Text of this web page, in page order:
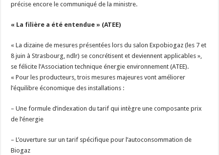
précise encore le communiqué de la ministre.
« La filière a été entendue » (ATEE)
« La dizaine de mesures présentées lors du salon Expobiogaz (les 7 et
8 juin à Strasbourg, ndlr) se concrétisent et deviennent applicables »,
se félicite l’Association technique énergie environnement (ATEE).
« Pour les producteurs, trois mesures majeures vont améliorer
l’équilibre économique des installations :
– Une formule d’indexation du tarif qui intègre une composante prix
de l’énergie
– L’ouverture sur un tarif spécifique pour l’autoconsommation de
Biogaz